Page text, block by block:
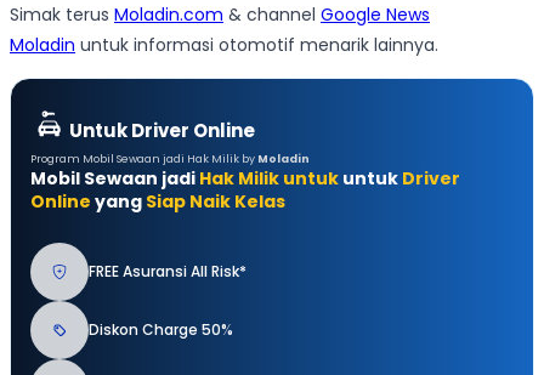
Simak terus Moladin.com & channel Google News
Moladin untuk informasi otomotif menarik lainnya.
Untuk Driver Online
Program Mobil Sewaan jadi Hak Milik by Moladin
Mobil Sewaan jadi Hak Milik untuk untuk Driver
Online yang Siap Naik Kelas
FREE Asuransi All Risk*
Diskon Charge 50%